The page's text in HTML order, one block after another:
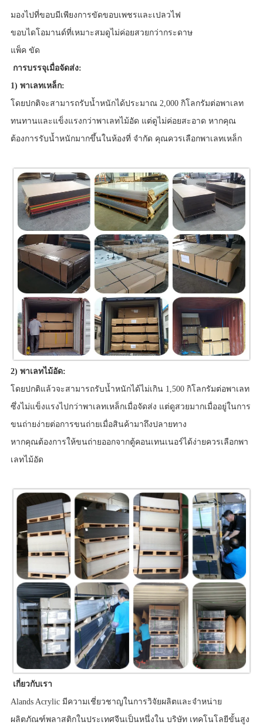
มองไปที่ขอบมีเพียงการขัดขอบเพชรและเปลวไฟ
ขอบไดโอมานด์ที่เหมาะสมดูไม่ค่อยสวยกว่ากระดาษ
แพ็ค ขัด
การบรรจุเมื่อจัดส่ง:
1) พาเลทเหล็ก:
โดยปกติจะสามารถรับน้ำหนักได้ประมาณ 2,000 กิโลกรัมต่อพาเลท
ทนทานและแข็งแรงกว่าพาเลทไม้อัด แต่ดูไม่ค่อยสะอาด หากคุณ
ต้องการรับน้ำหนักมากขึ้นในห้องที่ จำกัด คุณควรเลือกพาเลทเหล็ก
2) พาเลทไม้อัด:
โดยปกติแล้วจะสามารถรับน้ำหนักได้ไม่เกิน 1,500 กิโลกรัมต่อพาเลท
ซึ่งไม่แข็งแรงไปกว่าพาเลทเหล็กเมื่อจัดส่ง แต่ดูสวยมากเมื่ออยู่ในการ
ขนถ่ายง่ายต่อการขนถ่ายเมื่อสินค้ามาถึงปลายทาง
หากคุณต้องการให้ขนถ่ายออกจากตู้คอนเทนเนอร์ได้ง่ายควรเลือกพา
เลทไม้อัด
เกี่ยวกับเรา
Alands Acrylic มีความเชี่ยวชาญในการวิจัยผลิตและจำหน่าย
ผลิตภัณฑ์พลาสติกในประเทศจีนเป็นหนึ่งใน บริษัท เทคโนโลยีขั้นสูง